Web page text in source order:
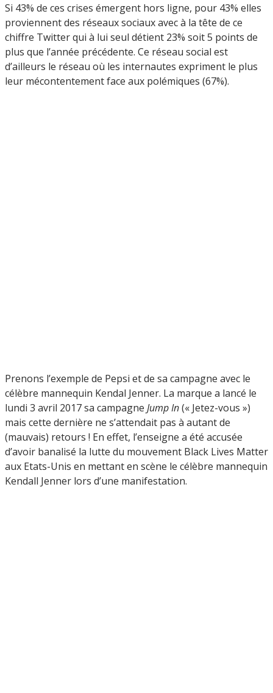
Si 43% de ces crises émergent hors ligne, pour 43% elles
proviennent des réseaux sociaux avec à la tête de ce
chiffre Twitter qui à lui seul détient 23% soit 5 points de
plus que l’année précédente. Ce réseau social est
d’ailleurs le réseau où les internautes expriment le plus
leur mécontentement face aux polémiques (67%).
Prenons l’exemple de Pepsi et de sa campagne avec le
célèbre mannequin Kendal Jenner. La marque a lancé le
lundi 3 avril 2017 sa campagne Jump In(« Jetez-vous »)
mais cette dernière ne s’attendait pas à autant de
(mauvais) retours ! En effet, l’enseigne a été accusée
d’avoir banalisé la lutte du mouvement Black Lives Matter
aux Etats-Unis en mettant en scène le célèbre mannequin
Kendall Jenner lors d’une manifestation.